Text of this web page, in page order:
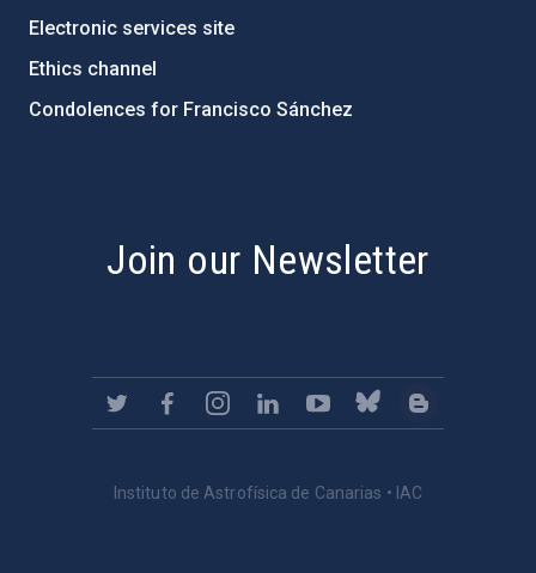
Electronic services site
Ethics channel
Condolences for Francisco Sánchez
Join our Newsletter
Instituto de Astrofísica de Canarias • IAC